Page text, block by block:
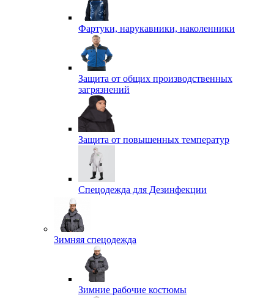
Фартуки, нарукавники, наколенники
Защита от общих производственных
загрязнений
Защита от повышенных температур
Спецодежда для Дезинфекции
Зимняя спецодежда
Зимние рабочие костюмы